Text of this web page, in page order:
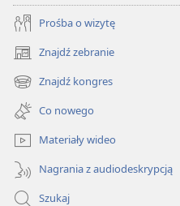
Prośba o wizytę
Znajdź zebranie
(opens
new
window)
Znajdź kongres
(opens
new
window)
Co nowego
Materiały wideo
Nagrania z audiodeskrypcją
Szukaj